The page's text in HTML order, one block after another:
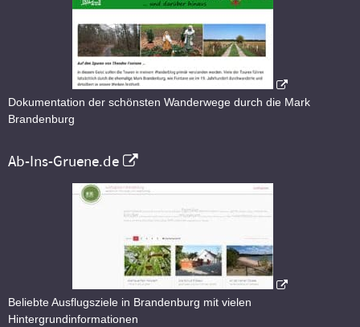
Dokumentation der schönsten Wanderwege durch die Mark
Brandenburg
Ab-Ins-Gruene.de
Beliebte Ausflugsziele in Brandenburg mit vielen
Hintergrundinformationen